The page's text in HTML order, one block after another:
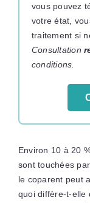
vous pouvez
votre état,
traitement si
Consultation
conditions.
Environ 10 à 20
sont touchées
le coparent peut
quoi diffère-t-elle